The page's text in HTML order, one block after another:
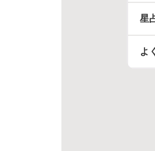
星
よ